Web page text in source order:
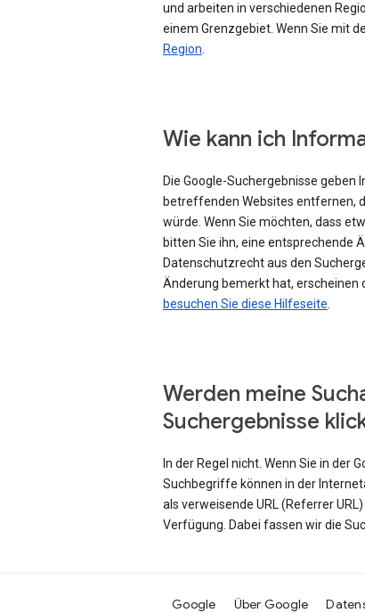
und arbeiten in verschiedenen
einem Grenzgebiet. Wenn Sie mit
Region
Wie kann ich
Die Google-Suchergebnisse
betreffenden Websites entfernen,
würde. Wenn Sie möchten, dass
bitten Sie ihn, eine entsprechende
Datenschutzrecht aus den
Änderung bemerkt hat, erscheinen
besuchen Sie diese Hilfeseite
Werden meine
Suchergebnisse
In der Regel nicht. Wenn Sie in der
Suchbegriffe können in der
als verweisende URL (Referrer
Verfügung. Dabei fassen wir die
Google Über Google